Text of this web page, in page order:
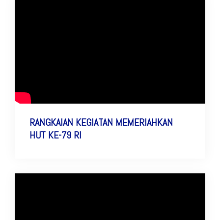
RANGKAIAN KEGIATAN MEMERIAHKAN
HUT KE-79 RI